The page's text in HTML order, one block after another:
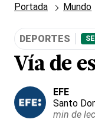
Portada Mundo
DEPORTES
Vía de
EFE
Santo
min de